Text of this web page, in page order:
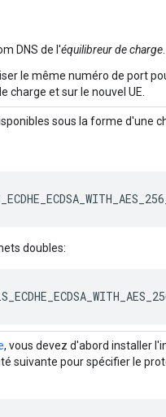
DNS de l'équilibreur de charge
le même numéro de port
charge et sur le nouvel UE.
sous la forme d'une
doubles:
, vous devez d'abord installer
suivante pour spécifier le